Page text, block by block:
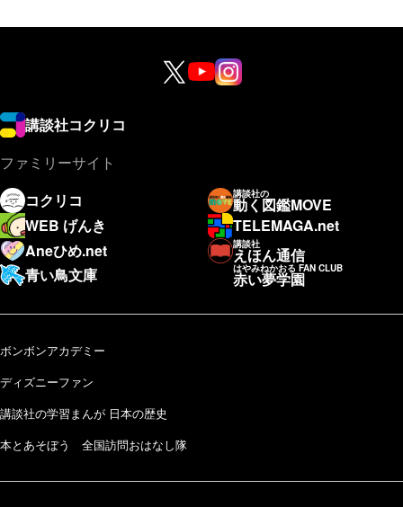
講談社コクリコ
ファミリーサイト
コクリコ
講談社の
動く図鑑MOVE
WEB げんき
TELEMAGA.net
Aneひめ.net
講談社
えほん通信
青い鳥文庫
はやみねかおる FAN CLUB
赤い夢学園
ボンボンアカデミー
ディズニーファン
講談社の学習まんが 日本の歴史
本とあそぼう 全国訪問おはなし隊